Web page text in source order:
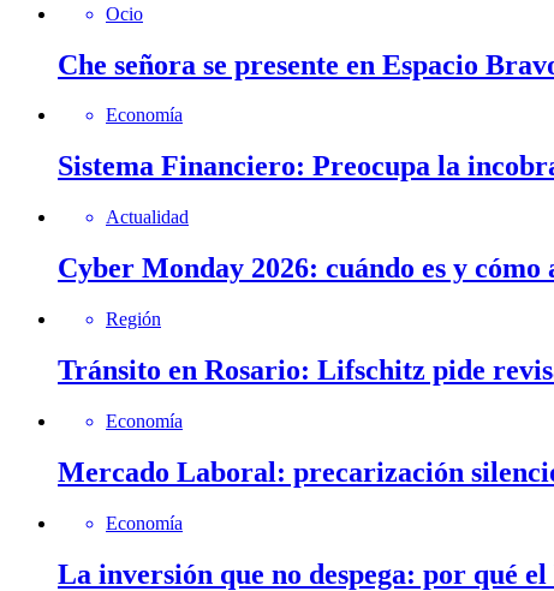
Ocio
Che señora se presente en Espacio
Economía
Sistema Financiero: Preocupa la
Actualidad
Cyber Monday 2026: cuándo es y
Región
Tránsito en Rosario: Lifschitz pide
Economía
Mercado Laboral: precarización
Economía
La inversión que no despega: por qué